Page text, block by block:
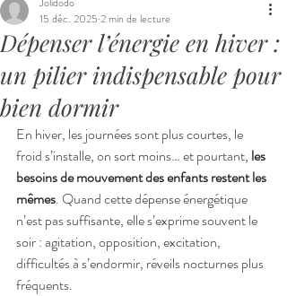
Dépenser l’énergie en hiver :
un pilier indispensable pour
bien dormir
15 déc. 2025 2 min de lecture
En hiver, les journées sont plus courtes, le
froid s’installe, on sort moins… et pourtant, les
besoins de mouvement des enfants restent les
mêmes. Quand cette dépense énergétique
n’est pas suffisante, elle s’exprime souvent le
soir : agitation, opposition, excitation,
difficultés à s’endormir, réveils nocturnes plus
fréquents.